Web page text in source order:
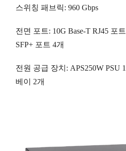
스위칭 패브릭: 960 Gbps
전면 포트: 10G Base-T RJ45 포트
SFP+ 포트 4개
전원 공급 장치 : APS250W PSU
베이 2개